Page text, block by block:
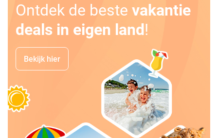
Ontdek de beste vakantie
deals in eigen land!
Bekijk hier